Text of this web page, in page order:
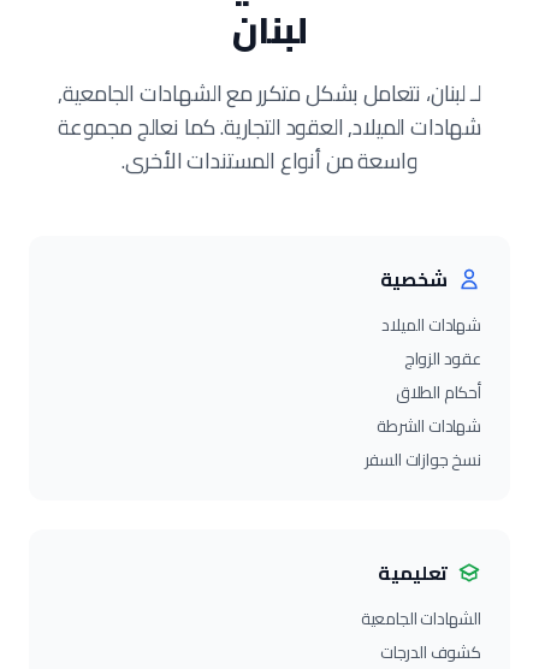
لبنان
لـ لبنان، نتعامل بشكل متكرر مع الشهادات الجامعية,
شهادات الميلاد, العقود التجارية. كما نعالج مجموعة
واسعة من أنواع المستندات الأخرى.
شخصية
شهادات الميلاد
عقود الزواج
أحكام الطلاق
شهادات الشرطة
نسخ جوازات السفر
تعليمية
الشهادات الجامعية
كشوف الدرجات